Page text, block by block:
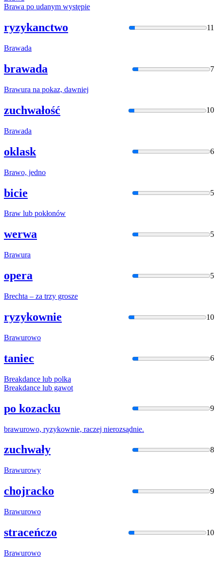
Brawa po udanym występie
ryzykanctwo 11
Brawada
brawada 7
Brawura na pokaz, dawniej
zuchwałość 10
Brawada
oklask 6
Brawo, jedno
bicie 5
Braw lub pokłonów
werwa 5
Brawura
opera 5
Brechta – za trzy grosze
ryzykownie 10
Brawurowo
taniec 6
Breakdance lub polka
Breakdance lub gawot
po kozacku 9
brawurowo, ryzykownie, raczej nierozsądnie.
zuchwały 8
Brawurowy
chojracko 9
Brawurowo
straceńczo 10
Brawurowo